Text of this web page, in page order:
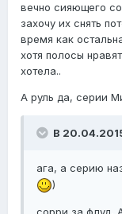
вечно сияющего
захочу их снять
время как
хотя полосы
хотела..
А руль да, серии
В
ага, а серию
)
сорри за флуд,